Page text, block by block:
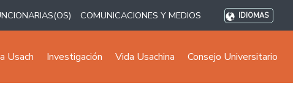
COMUNICACIONES Y MEDIOS IDIOMAS
Usach Investigación Vida Usachina Consejo Universitario